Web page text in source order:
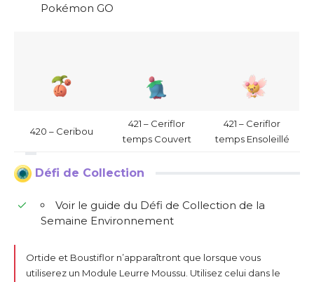
Pokémon GO
420 – Ceribou
421 – Ceriflor
temps Couvert
421 – Ceriflor
temps Ensoleillé
Défi de Collection
Voir le guide du Défi de Collection de la
Semaine Environnement
Ortide et Boustiflor n’apparaîtront que lorsque vous
utiliserez un Module Leurre Moussu. Utilisez celui dans le